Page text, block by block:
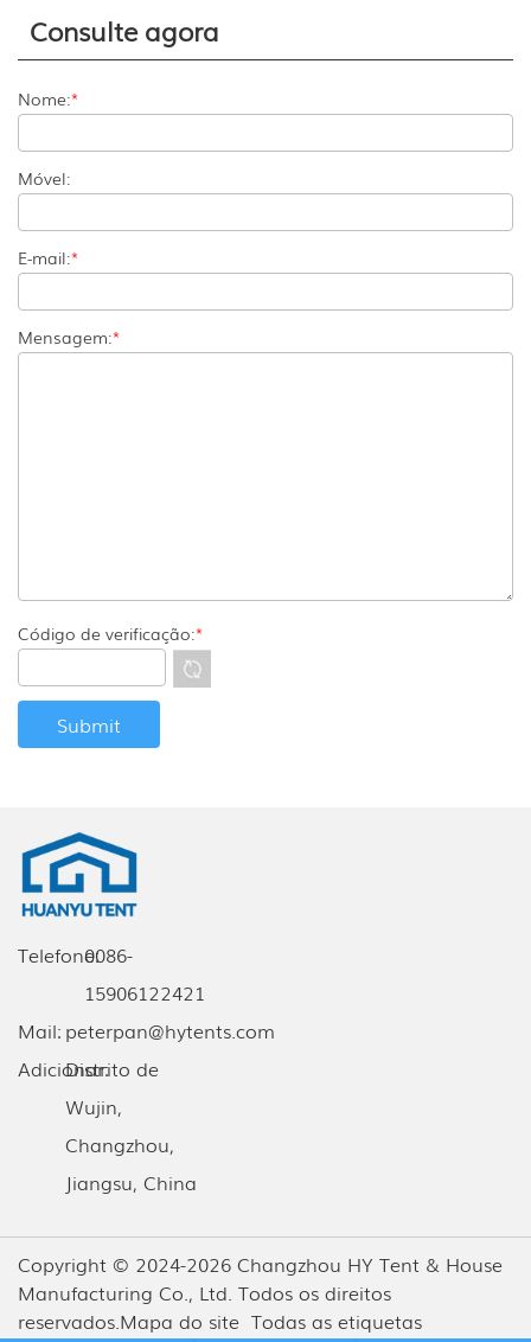
Consulte agora
Nome:*
Móvel:
E-mail:*
Mensagem:*
Código de verificação:*
Adicionar:Distrito de
Wujin,
Changzhou,
Jiangsu, China
Telefone:0086-
15906122421
Mail: peterpan@hytents.com
Copyright © 2024-2026 Changzhou HY Tent & House
Manufacturing Co., Ltd. Todos os direitos
reservados.Mapa do site Todas as etiquetas